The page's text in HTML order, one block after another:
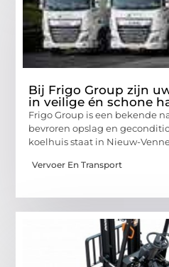
Bij Frigo Group zijn
in veilige én schone
Frigo Group is een bekende
bevroren opslag en
koelhuis staat in Nieuw-
Vervoer En Transport